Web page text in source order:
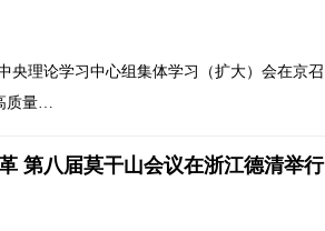
央理论学习中心组集体学习（扩大）会在京召
质量…
第八届莫干山会议在浙江德清举行